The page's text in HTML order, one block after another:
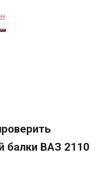
Показывать
балки ВАЗ 2110